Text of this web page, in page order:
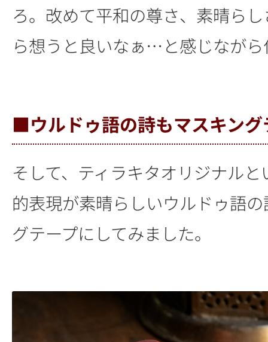
ろ。改めて平和の尊さ、素晴ら
ら想うと良いなぁ…と感じなが
■ウルドゥ語の詩もマスキング
そして、ティラキタオリジナル
的表現が素晴らしいウルドゥ語
グテープにしてみました。